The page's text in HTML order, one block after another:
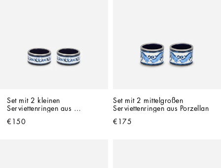
Set mit 2 kleinen
Serviettenringen aus
€150
Set mit 2 mittelgroßen
Serviettenringen aus Porzellan
€175